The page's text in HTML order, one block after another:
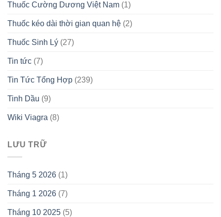
Thuốc Cường Dương Việt Nam (1)
Thuốc kéo dài thời gian quan hệ (2)
Thuốc Sinh Lý (27)
Tin tức (7)
Tin Tức Tổng Hợp (239)
Tinh Dầu (9)
Wiki Viagra (8)
LƯU TRỮ
Tháng 5 2026 (1)
Tháng 1 2026 (7)
Tháng 10 2025 (5)